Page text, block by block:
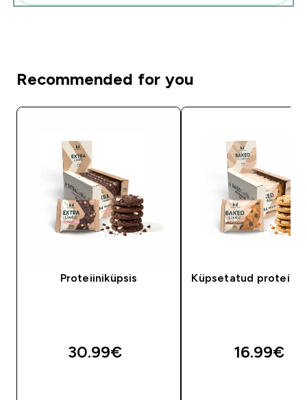
Recommended for you
Proteiiniküpsis
30.99€‎
Küpsetatud
16.99€‎